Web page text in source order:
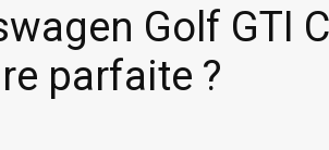
Golf GTI
parfaite ?